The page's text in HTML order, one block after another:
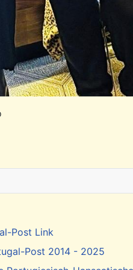
zum 25. April in Hamburg-
Post Link
Post 2014 - 2025